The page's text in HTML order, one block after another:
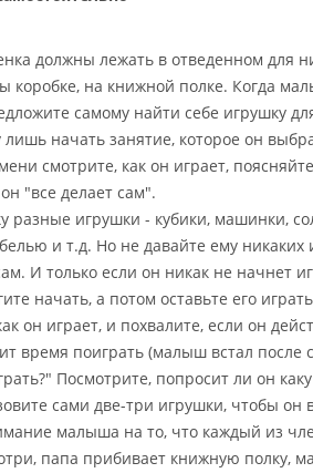
должны лежать в отведенном для
коробке, на книжной полке. Когда
самому найти себе игрушку
начать занятие, которое он
смотрите, как он играет,
"все делает сам".
разные игрушки - кубики, машинки,
и т.д. Но не давайте ему никаких
И только если он никак не начнет
начать, а потом оставьте его
он играет, и похвалите, если он
время поиграть (малыш встал после
Посмотрите, попросит ли он
сами две-три игрушки, чтобы он
малыша на то, что каждый из
папа прибивает книжную полку,